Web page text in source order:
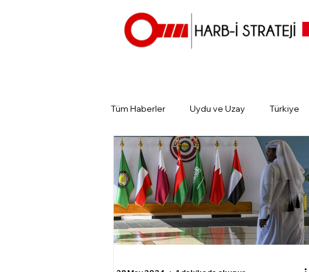
Tüm Haberler Uydu ve Uzay Türkiye
Günün Gündemi Tarihin Gündemi